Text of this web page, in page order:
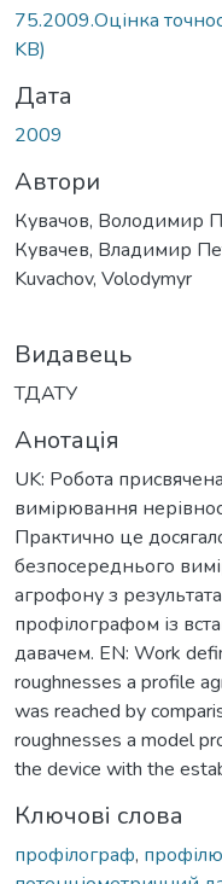
75.2009.Оцінка
KB)
Дата
2009
Автори
Кувачов, Володимир
Кувачев, Владимир
Kuvachov, Volodymyr
Видавець
ТДАТУ
Анотація
UK: Робота
вимірювання
Практично це
безпосереднього
агрофону з
профілографом із
давачем. EN: Work
roughnesses a profile
was reached by
roughnesses a model
the device with the
Ключові слова
профілограф,